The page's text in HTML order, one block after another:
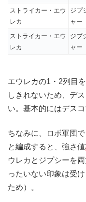
ストライカー・エウ
レカ
ジプ
ャー
ストライカー・エウ
レカ
ジプ
ャー
エウレカの1・2列目
しきれないため、デ
い。基本的にはデス
ちなみに、ロボ軍団
と編成すると、強さ値
ウレカとジプシーを
ったいない印象は受
ため）。